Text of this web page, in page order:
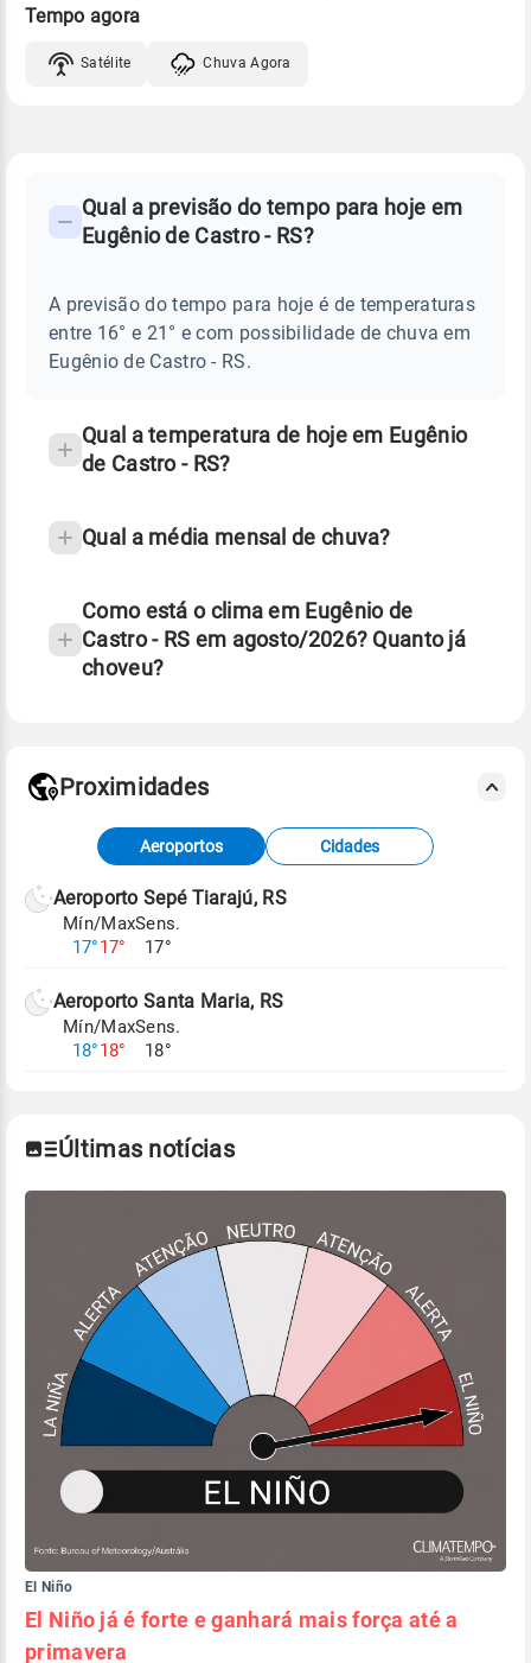
Tempo agora
Satélite Chuva Agora
TEMPO
EUGÊNIO
CASTRO
Perguntas
sobre
chuva
Qual a previsão do tempo para hoje em
Eugênio de Castro - RS?
A previsão do tempo para hoje é de temperaturas
entre 16° e 21° e com possibilidade de chuva em
Eugênio de Castro - RS.
Qual a temperatura de hoje em Eugênio
de Castro - RS?
Qual a média mensal de chuva?
Fonte: 30 anos de dados de reanálise ERA5.
Como está o clima em Eugênio de
Castro - RS em agosto/2026? Quanto já
choveu?
Fonte: dados combinados de estações
meteorológicas e satélite do Centro de Previsão
de Tempo e Estudos Climáticos (CPTEC).
Para obter mais informações sobre os dados
Proximidades
Aeroportos Cidades
Aeroporto Sepé Tiarajú, RS
Mín/Max
17°17°
Sens.
17°
Aeroporto Santa Maria, RS
Mín/Max
18°18°
Sens.
18°
Últimas notícias
El Niño
El Niño já é forte e ganhará mais força até a
primavera